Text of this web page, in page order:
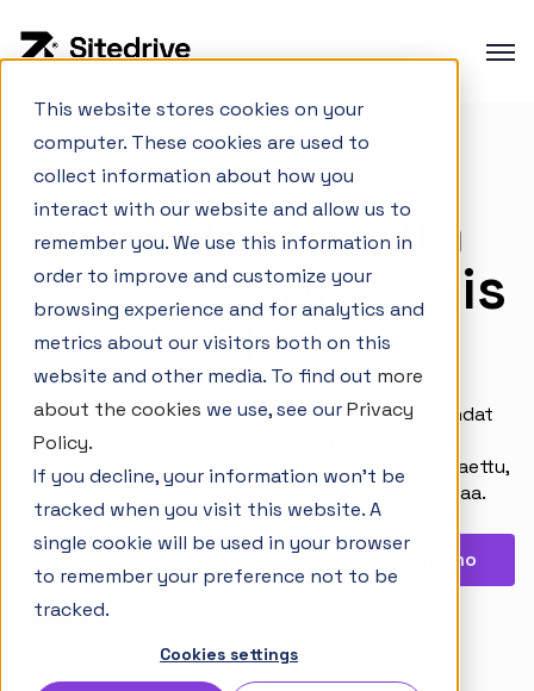
This website stores cookies on your
computer. These cookies are used to
collect information about how you
interact with our website and allow us to
remember you. We use this information in
order to improve and customize your
browsing experience and for analytics and
metrics about our visitors both on this
website and other media. To find out more
about the cookies we use, see ourPrivacy
Policy.
If you decline, your information won’t be
tracked when you visit this website. A
single cookie will be used in your browser
to remember your preference not to be
tracked.
Cookies settings
Tuote-esittely
Tuotannon hallinta
Hankesalkun hallinta
Integraatiot
Interaktiivinen demo
Referenssit
Artikkelit
Opas tahtituotantoon
Versiohistoria
Ryhdy Sitedrive-kumppaniksi
Enemmän kuin
aikatauluohjelmis
to
Sitedrivessa et vain suunnittele vaan myös johdat
Rajaton määrä käyttäjiä. Useita projekteja. Yksi jaettu,
todenmukainen aikataulu jota koko tiimi seuraa.
Varaa demo
Testaa interaktiivista demoa